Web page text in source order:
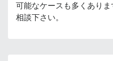
可能なケースも多くあり
相談下さい。